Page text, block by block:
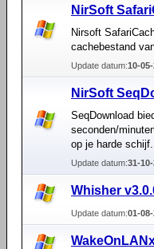
NirSoft
Nirsoft
cachebestand
Update datum:10-
NirSoft
SeqDownload
seconden/
op je harde schijf.
Update datum:31-10-
Whisher
Update datum:01-